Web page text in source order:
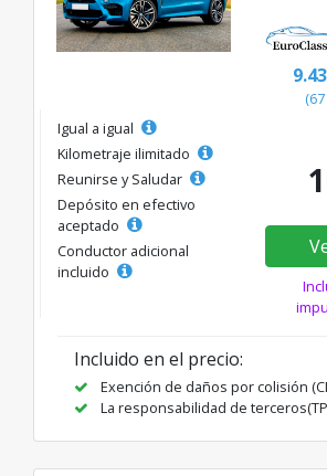
9.43
Igual a igual
Kilometraje ilimitado
Reunirse y Saludar
Depósito en efectivo
aceptado
Conductor adicional
incluido
Incluido en el precio:
Exención de daños por colisión
La responsabilidad de